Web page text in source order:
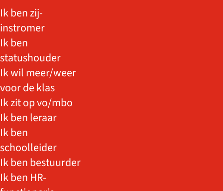
Ik ben zij-
instromer
Ik ben
statushouder
Ik wil meer/weer
voor de klas
Ik zit op vo/mbo
Ik ben leraar
Ik ben
schoolleider
Ik ben bestuurder
Ik ben HR-